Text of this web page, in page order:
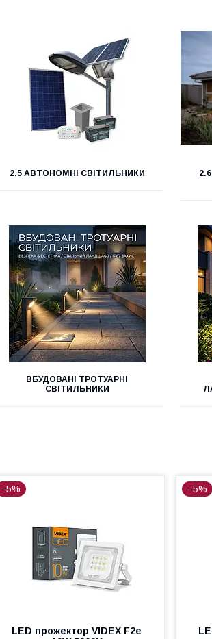
2.5 АВТОНОМНІ СВІТИЛЬНИКИ
ВБУДОВАНІ ТРОТУАРНІ
СВІТИЛЬНИКИ
–5%
LED прожектор VIDEX F2e
–5%